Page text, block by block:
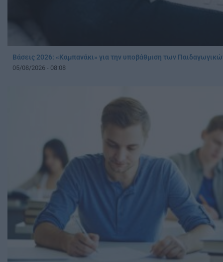
Βάσεις 2026: «Καμπανάκι» για την υποβάθμιση των
05/08/2026 - 08:08